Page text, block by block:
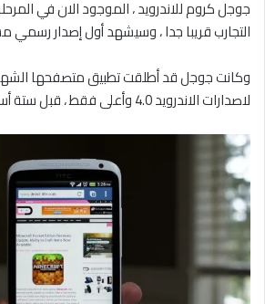
التجارب قريبا جدا ، وسيشهد أول إصدار رسمي
وكانت جوجل قد أطلقت تطبيق متصفحها
لاصدارات الاندرويد 4.0 وأعلى فقط ، قبل ستة أسابيع من الان .